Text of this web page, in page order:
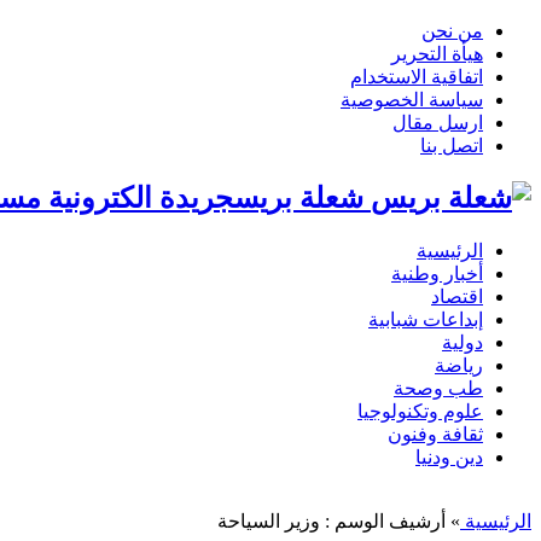
من نحن
هيأة التحرير
اتفاقية الاستخدام
سياسة الخصوصية
ارسل مقال
اتصل بنا
شعلة بريسجريدة الكترونية
الرئيسية
أخبار وطنية
اقتصاد
إبداعات شبابية
دولية
رياضة
طب وصحة
علوم وتكنولوجيا
ثقافة وفنون
دين ودنيا
الرئيسية » أرشيف الوسم : وزير السياحة